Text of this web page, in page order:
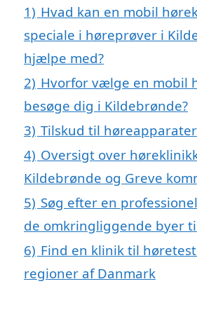
1) Hvad kan en mobil
speciale i høreprøver i
hjælpe med?
2) Hvorfor vælge en mobil
besøge dig i Kildebrønde?
3) Tilskud til høreapparater
4) Oversigt over
Kildebrønde og Greve
5) Søg efter en
de omkringliggende byer
6) Find en klinik til
regioner af Danmark